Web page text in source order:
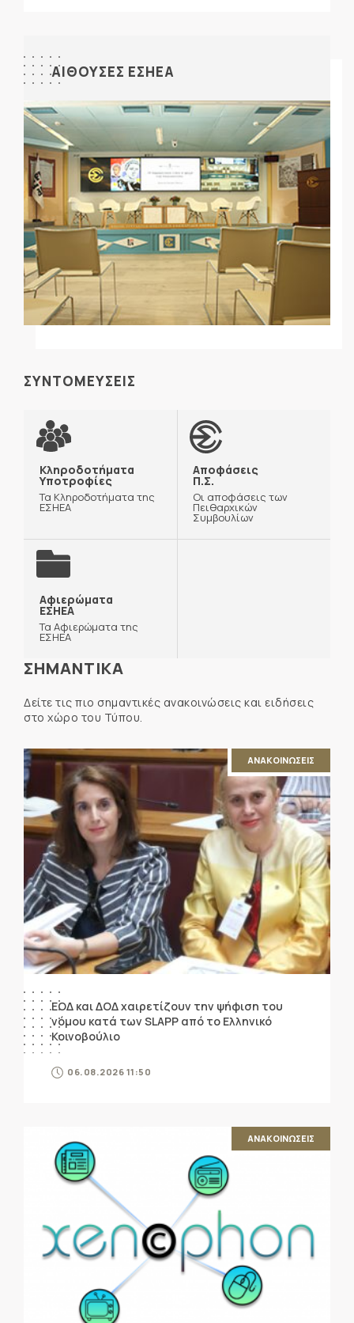
ΑΙΘΟΥΣΕΣ ΕΣΗΕΑ
ΣΥΝΤΟΜΕΥΣΕΙΣ
Κληροδοτήματα
Υποτροφίες
Τα Κληροδοτήματα της
ΕΣΗΕΑ
Αποφάσεις
Π.Σ.
Οι αποφάσεις των
Πειθαρχικών
Συμβουλίων
Αφιερώματα
ΕΣΗΕΑ
Τα Αφιερώματα της
ΕΣΗΕΑ
ΣΗΜΑΝΤΙΚΑ
Δείτε τις πιο σημαντικές ανακοινώσεις και ειδήσεις
στο χώρο του Τύπου.
ΑΝΑΚΟΙΝΩΣΕΙΣ
ΕΟΔ και ΔΟΔ χαιρετίζουν την ψήφιση του
νόμου κατά των SLAPP από το Ελληνικό
Κοινοβούλιο
06.08.2026 11:50
ΑΝΑΚΟΙΝΩΣΕΙΣ